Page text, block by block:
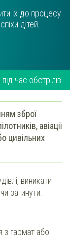
їх до процесу
дітей.
час обстрілів
зброї
авіації
цивільних
виникати
загинути.
з гармат або